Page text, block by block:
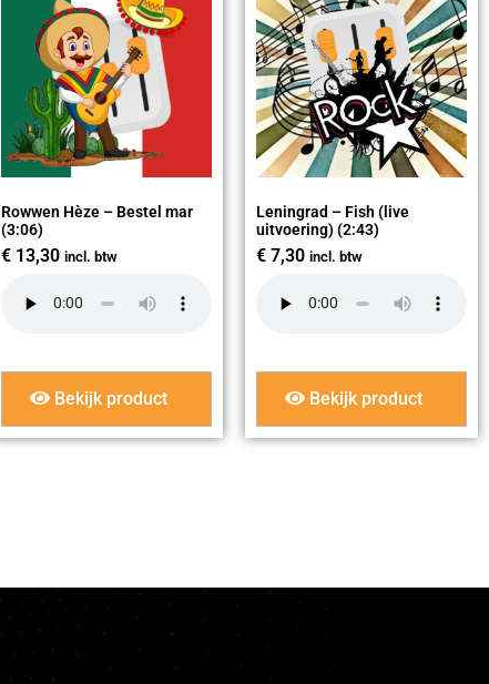
Rowwen Hèze – Bestel mar
(3:06)
€ 13,30 incl. btw
Bekijk product
Leningrad – Fish (live
uitvoering) (2:43)
€ 7,30 incl. btw
Bekijk product